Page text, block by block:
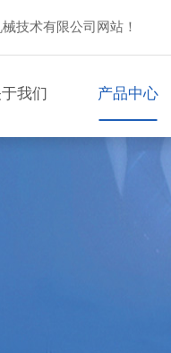
技术有限公司网站！
我们 产品中心